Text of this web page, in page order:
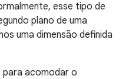
esse tipo de
plano de uma
uma dimensão definida
para acomodar o